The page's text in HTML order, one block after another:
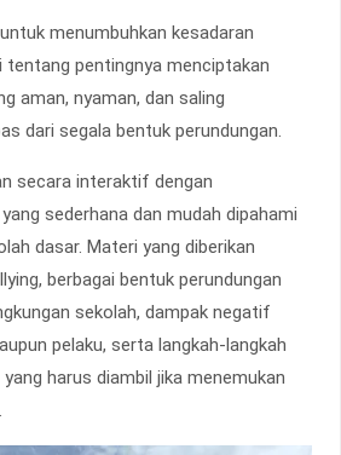
menumbuhkan kesadaran
tentang pentingnya menciptakan
aman, nyaman, dan saling
dari segala bentuk perundungan.
secara interaktif dengan
sederhana dan mudah dipahami
dasar. Materi yang diberikan
berbagai bentuk perundungan
sekolah, dampak negatif
pelaku, serta langkah-langkah
harus diambil jika menemukan